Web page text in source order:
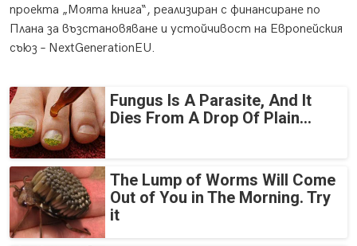
проекта „Моята книга“, реализиран с финансиране по
Плана за възстановяване и устойчивост на Европейския
съюз – NextGenerationEU.
Fungus Is A Parasite, And It
Dies From A Drop Of Plain...
The Lump of Worms Will Come
Out of You in The Morning. Try
it